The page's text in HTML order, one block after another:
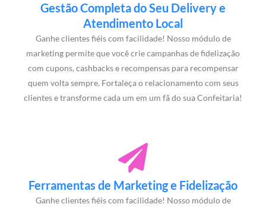
Gestão Completa do Seu Delivery e
Atendimento Local
Ganhe clientes fiéis com facilidade! Nosso módulo de
marketing permite que você crie campanhas de fidelização
com cupons, cashbacks e recompensas para recompensar
quem volta sempre. Fortaleça o relacionamento com seus
clientes e transforme cada um em um fã do sua Confeitaria!
Ferramentas de Marketing e Fidelização
Ganhe clientes fiéis com facilidade! Nosso módulo de